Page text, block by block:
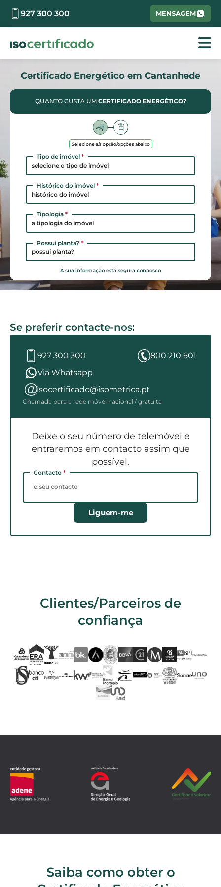
927 300 300 MENSAGEM
Certificado Energético em Cantanhede
QUANTO CUSTA UM CERTIFICADO ENERGÉTICO?
Selecione a/s opção/opções abaixo
Tipo de imóvel *
selecione o tipo de imóvel
Histórico do imóvel *
histórico do imóvel
Tipologia *
a tipologia do imóvel
Possui planta? *
possui planta?
A sua informação está segura connosco
Se preferir contacte-nos:
927 300 300
800 210 601
Via Whatsapp
isocertificado@isometrica.pt
Chamada para a rede móvel nacional / gratuita
Deixe o seu número de telemóvel e
entraremos em contacto assim que
possível.
Contacto *
Liguem-me
Clientes/Parceiros de
confiança
Saiba como obter o